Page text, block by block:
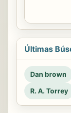
Últimas
Dan brown
R. A. Torrey